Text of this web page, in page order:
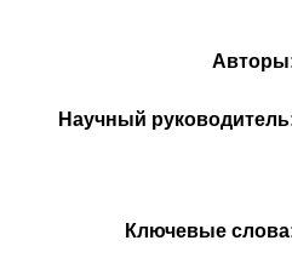
Научный
Ключевые